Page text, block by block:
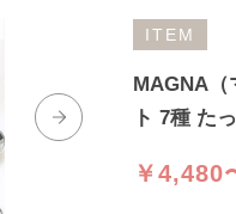
ITEM
MAGNA（
ト 7種 た
￥4,480